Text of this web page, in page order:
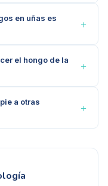
en uñas es
＋
el hongo de la
＋
a otras
＋